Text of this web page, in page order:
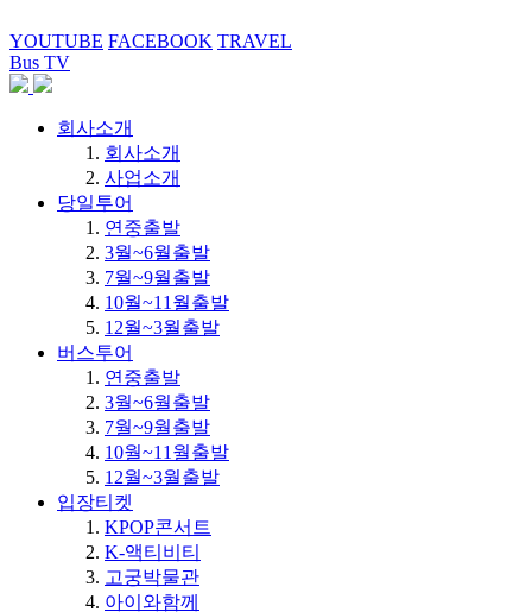
YOUTUBE FACEBOOK TRAVEL
Bus TV
회사소개
회사소개
사업소개
당일투어
연중출발
3월~6월출발
7월~9월출발
10월~11월출발
12월~3월출발
버스투어
연중출발
3월~6월출발
7월~9월출발
10월~11월출발
12월~3월출발
입장티켓
KPOP콘서트
K-액티비티
고궁박물관
아이와함께